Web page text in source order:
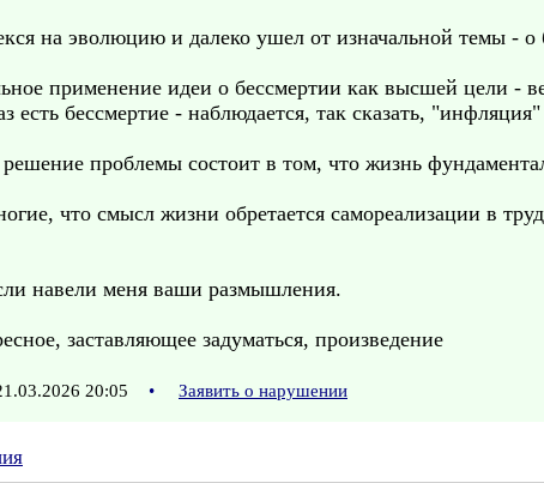
на эволюцию и далеко ушел от изначальной темы - о
применение идеи о бессмертии как высшей цели -
есть бессмертие - наблюдается, так сказать,
решение проблемы состоит в том, что жизнь
что смысл жизни обретается самореализации в
навели меня ваши размышления.
заставляющее задуматься, произведение
20:05 • Заявить о нарушении